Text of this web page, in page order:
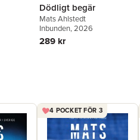
Dödligt begär
Mats Ahlstedt
Inbunden, 2026
289 kr
4 POCKET FÖR 3